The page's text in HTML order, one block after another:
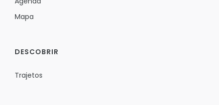
Mapa
DESCOBRIR
Trajetos